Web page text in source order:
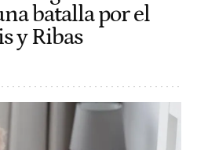
batalla por el
y Ribas